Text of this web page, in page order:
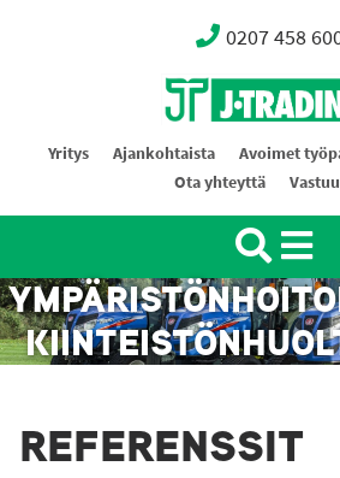
0207 458
Oy J-Trading Ab
Yritys Ajankohtaista Avoimet
Ota yhteyttä
REFERENSSIT